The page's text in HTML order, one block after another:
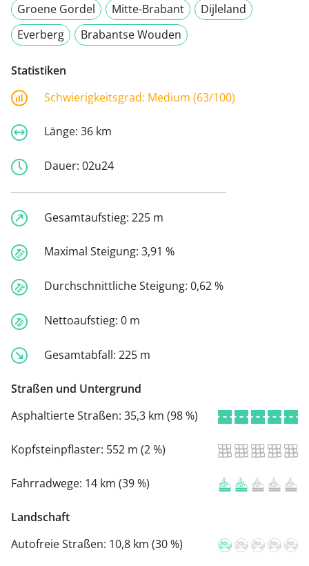
Groene Gordel
Mitte-Brabant
Dijleland
Everberg
Brabantse Wouden
Statistiken
Schwierigkeitsgrad: Medium (63/100)
Länge: 36 km
Dauer: 02u24
Gesamtaufstieg: 225 m
Maximal Steigung: 3,91 %
Durchschnittliche Steigung: 0,62 %
Nettoaufstieg: 0 m
Gesamtabfall: 225 m
Straßen und Untergrund
Asphaltierte Straßen: 35,3 km (98 %)
Kopfsteinpflaster: 552 m (2 %)
Fahrradwege: 14 km (39 %)
Landschaft
Autofreie Straßen: 10,8 km (30 %)